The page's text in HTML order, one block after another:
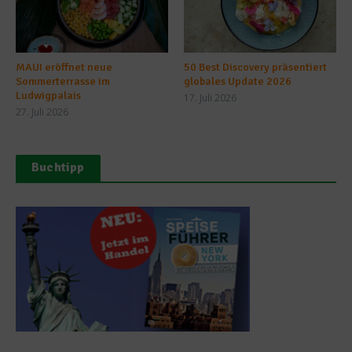
MAUI eröffnet neue
Sommerterrasse im
Ludwigpalais
27. Juli 2026
50 Best Discovery präsentiert
globales Update 2026
17. Juli 2026
Buchtipp